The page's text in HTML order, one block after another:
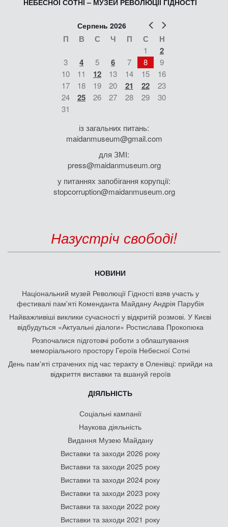
НЕБЕСНОЇ СОТНІ – МУЗЕЙ РЕВОЛЮЦІЇ ГІДНОСТІ
Попер
Серпень 2026
П В С Ч П С Н
1 2
3 4 5 6 7 8
9
10
11 12 13 14 15
16
17
18 19 20 21 22
23
24
25 26 27 28 29
30
31
із загальних питань:
maidanmuseum@gmail.com
для ЗМІ:
press@maidanmuseum.org
у питаннях запобігання корупції:
stopcorruption@maidanmuseum.org
Назустріч свободі!
НОВИНИ
Національний музей Революції Гідності взяв участь у
фестивалі пам'яті Коменданта Майдану Андрія Парубія
Найважливіші виклики сучасності у відкритій розмові. У Києві
відбудуться «Актуальні діалоги» Ростислава Прокопюка
Розпочалися підготовчі роботи з облаштування
меморіального простору Героїв Небесної Сотні
День памʼяті страчених під час теракту в Оленівці: прийди на
відкриття виставки та вшануй героїв
ДІЯЛЬНІСТЬ
Соціальні кампанії
Наукова діяльність
Видання Музею Майдану
Виставки та заходи 2026 року
Виставки та заходи 2025 року
Виставки та заходи 2024 року
Виставки та заходи 2023 року
Виставки та заходи 2022 року
Виставки та заходи 2021 року